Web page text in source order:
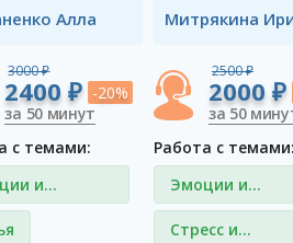
Алла
3000 ₽
2400 ₽ -20%
за 50 минут
с темами:
и
Митрякина
2500 ₽
2000 ₽
за 50
Работа с темами:
Эмоции и
чувства
Стресс и